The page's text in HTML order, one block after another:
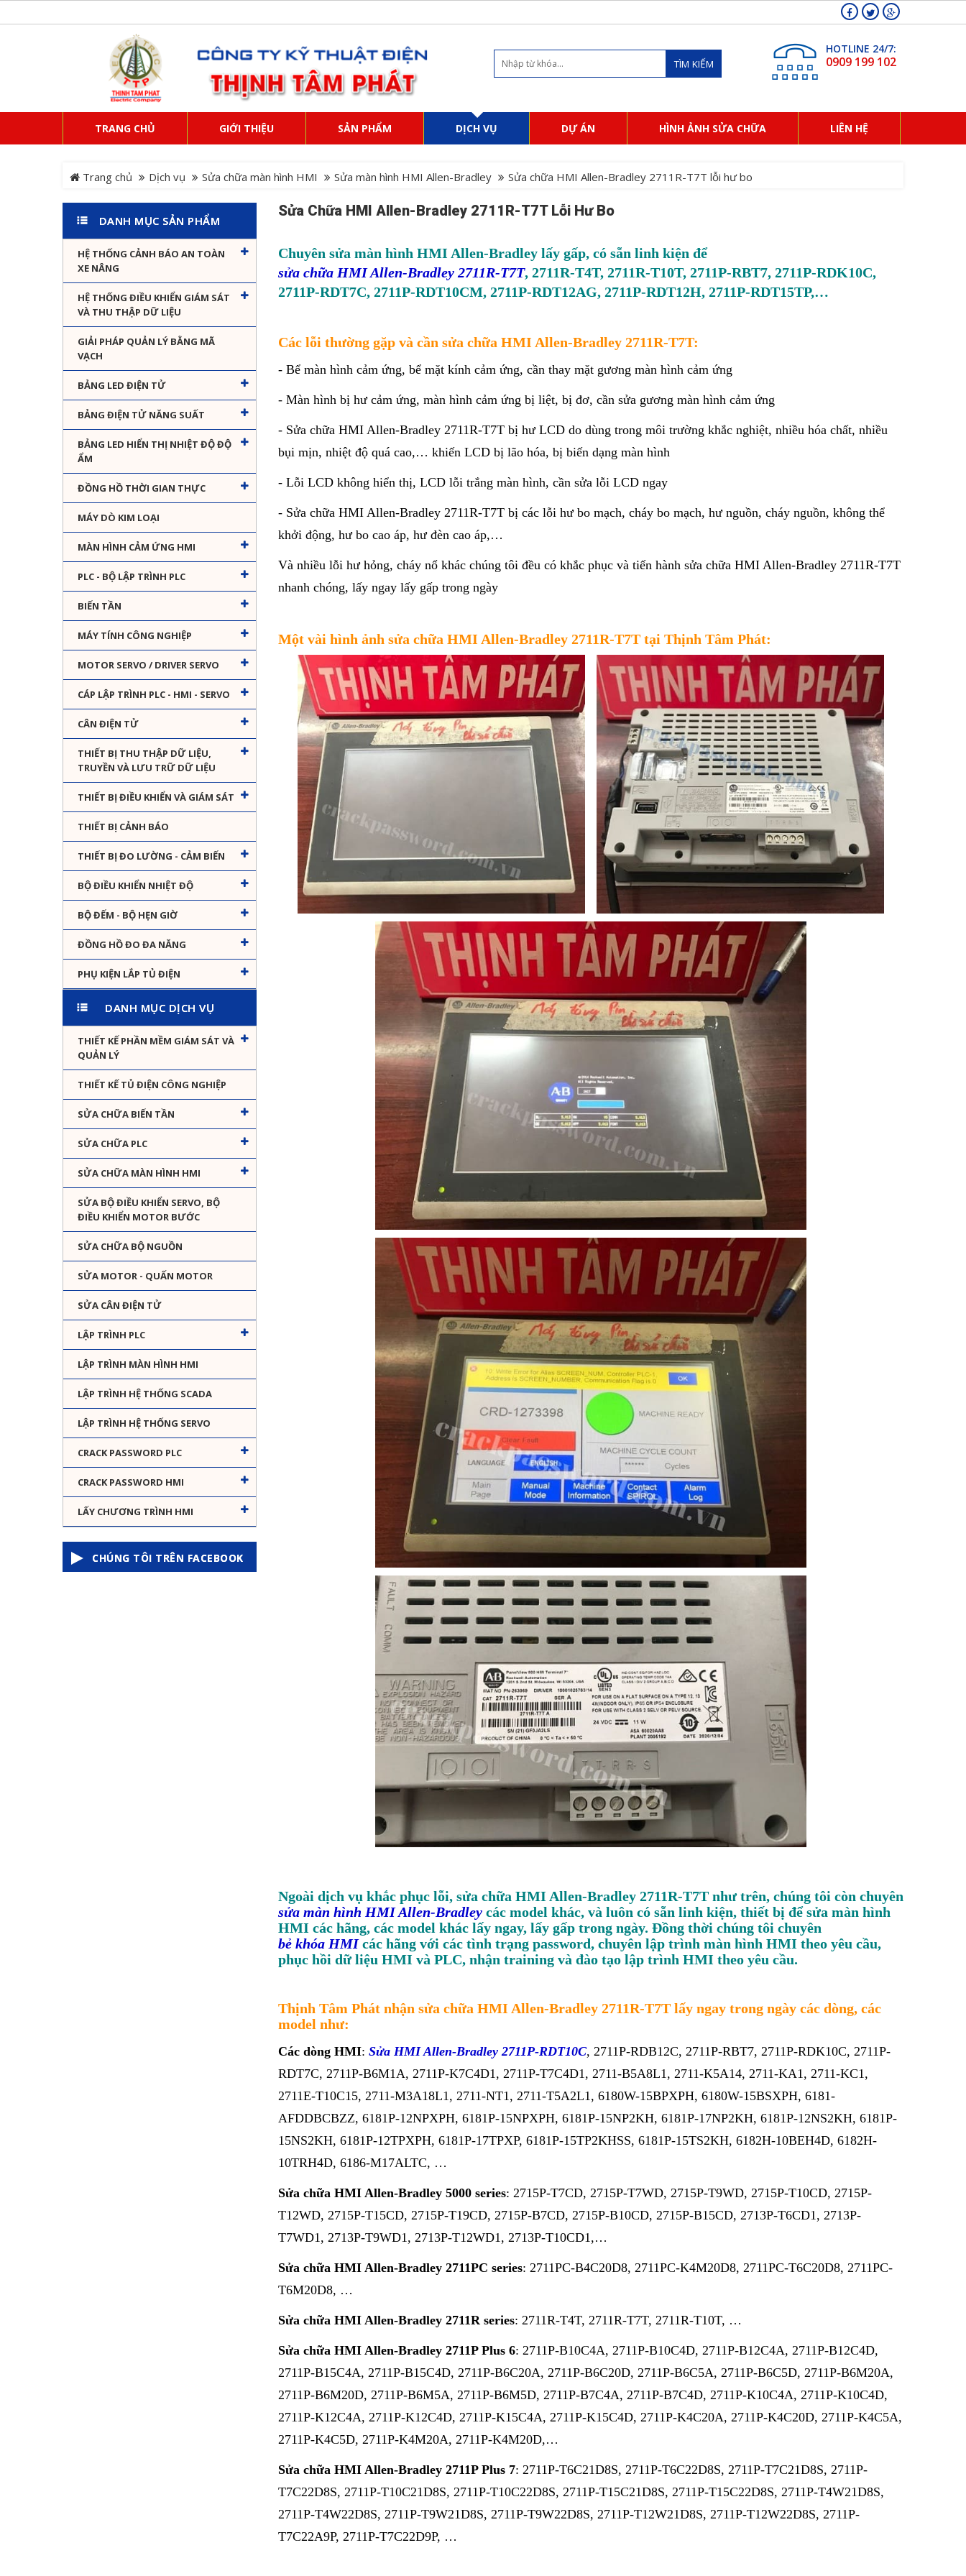
TÌM KIẾM
HOTLINE 24/7:
0909 199 102
TRANG CHỦ GIỚI THIỆU SẢN PHẨM DỊCH VỤ DỰ ÁN HÌNH ẢNH SỬA CHỮA LIÊN HỆ
Trang chủ Dịch vụ Sửa chữa màn hình HMI Sửa màn hình HMI Allen-Bradley Sửa chữa HMI Allen-Bradley 2711R-T7T lỗi hư bo
DANH MỤC SẢN PHẨM
HỆ THỐNG CẢNH BÁO AN TOÀN
XE NÂNG
HỆ THỐNG ĐIỀU KHIỂN GIÁM SÁT
VÀ THU THẬP DỮ LIỆU
GIẢI PHÁP QUẢN LÝ BẰNG MÃ
VẠCH
BẢNG LED ĐIỆN TỬ
BẢNG ĐIỆN TỬ NĂNG SUẤT
BẢNG LED HIỂN THỊ NHIỆT ĐỘ ĐỘ
ẨM
ĐỒNG HỒ THỜI GIAN THỰC
MÁY DÒ KIM LOẠI
MÀN HÌNH CẢM ỨNG HMI
PLC - BỘ LẬP TRÌNH PLC
BIẾN TẦN
MÁY TÍNH CÔNG NGHIỆP
MOTOR SERVO / DRIVER SERVO
CÁP LẬP TRÌNH PLC - HMI - SERVO
CÂN ĐIỆN TỬ
THIẾT BỊ THU THẬP DỮ LIỆU,
TRUYỀN VÀ LƯU TRỮ DỮ LIỆU
THIẾT BỊ ĐIỀU KHIỂN VÀ GIÁM SÁT
THIẾT BỊ CẢNH BÁO
THIẾT BỊ ĐO LƯỜNG - CẢM BIẾN
BỘ ĐIỀU KHIỂN NHIỆT ĐỘ
BỘ ĐẾM - BỘ HẸN GIỜ
ĐỒNG HỒ ĐO ĐA NĂNG
PHỤ KIỆN LẮP TỦ ĐIỆN
DANH MỤC DỊCH VỤ
THIẾT KẾ PHẦN MỀM GIÁM SÁT VÀ
QUẢN LÝ
THIẾT KẾ TỦ ĐIỆN CÔNG NGHIỆP
SỬA CHỮA BIẾN TẦN
SỬA CHỮA PLC
SỬA CHỮA MÀN HÌNH HMI
SỬA BỘ ĐIỀU KHIỂN SERVO, BỘ
ĐIỀU KHIỂN MOTOR BƯỚC
SỬA CHỮA BỘ NGUỒN
SỬA MOTOR - QUẤN MOTOR
SỬA CÂN ĐIỆN TỬ
LẬP TRÌNH PLC
LẬP TRÌNH MÀN HÌNH HMI
LẬP TRÌNH HỆ THỐNG SCADA
LẬP TRÌNH HỆ THỐNG SERVO
CRACK PASSWORD PLC
CRACK PASSWORD HMI
LẤY CHƯƠNG TRÌNH HMI
CHÚNG TÔI TRÊN FACEBOOK
Sửa Chữa HMI Allen-Bradley 2711R-T7T Lỗi Hư Bo
Chuyên sửa màn hình HMI Allen-Bradley lấy gấp, có sẵn linh kiện để
sửa chữa HMI Allen-Bradley 2711R-T7T, 2711R-T4T, 2711R-T10T, 2711P-RBT7, 2711P-RDK10C,
2711P-RDT7C, 2711P-RDT10CM, 2711P-RDT12AG, 2711P-RDT12H, 2711P-RDT15TP,…
Các lỗi thường gặp và cần sửa chữa HMI Allen-Bradley 2711R-T7T:
- Bể màn hình cảm ứng, bể mặt kính cảm ứng, cần thay mặt gương màn hình cảm ứng
- Màn hình bị hư cảm ứng, màn hình cảm ứng bị liệt, bị đơ, cần sửa gương màn hình cảm ứng
- Sửa chữa HMI Allen-Bradley 2711R-T7T bị hư LCD do dùng trong môi trường khắc nghiệt, nhiều hóa chất, nhiều
bụi mịn, nhiệt độ quá cao,… khiến LCD bị lão hóa, bị biến dạng màn hình
- Lỗi LCD không hiển thị, LCD lỗi trắng màn hình, cần sửa lỗi LCD ngay
- Sửa chữa HMI Allen-Bradley 2711R-T7T bị các lỗi hư bo mạch, cháy bo mạch, hư nguồn, cháy nguồn, không thể
khởi động, hư bo cao áp, hư đèn cao áp,…
Và nhiều lỗi hư hỏng, cháy nổ khác chúng tôi đều có khắc phục và tiến hành sửa chữa HMI Allen-Bradley 2711R-T7T
nhanh chóng, lấy ngay lấy gấp trong ngày
Một vài hình ảnh sửa chữa HMI Allen-Bradley 2711R-T7T tại Thịnh Tâm Phát:
Ngoài dịch vụ khắc phục lỗi, sửa chữa HMI Allen-Bradley 2711R-T7T như trên, chúng tôi còn chuyên
sửa màn hình HMI Allen-Bradley các model khác, và luôn có sẵn linh kiện, thiết bị để sửa màn hình
HMI các hãng, các model khác lấy ngay, lấy gấp trong ngày. Đồng thời chúng tôi chuyên
bẻ khóa HMIcác hãng với các tình trạng password, chuyên lập trình màn hình HMI theo yêu cầu,
phục hồi dữ liệu HMI và PLC, nhận training và đào tạo lập trình HMI theo yêu cầu.
Thịnh Tâm Phát nhận sửa chữa HMI Allen-Bradley 2711R-T7T lấy ngay trong ngày các dòng, các
model như:
Các dòng HMI: Sửa HMI Allen-Bradley 2711P-RDT10C, 2711P-RDB12C, 2711P-RBT7, 2711P-RDK10C, 2711P-
RDT7C, 2711P-B6M1A, 2711P-K7C4D1, 2711P-T7C4D1, 2711-B5A8L1, 2711-K5A14, 2711-KA1, 2711-KC1,
2711E-T10C15, 2711-M3A18L1, 2711-NT1, 2711-T5A2L1, 6180W-15BPXPH, 6180W-15BSXPH, 6181-
AFDDBCBZZ, 6181P-12NPXPH, 6181P-15NPXPH, 6181P-15NP2KH, 6181P-17NP2KH, 6181P-12NS2KH, 6181P-
15NS2KH, 6181P-12TPXPH, 6181P-17TPXP, 6181P-15TP2KHSS, 6181P-15TS2KH, 6182H-10BEH4D, 6182H-
10TRH4D, 6186-M17ALTC, …
Sửa chữa HMI Allen-Bradley 5000 series: 2715P-T7CD, 2715P-T7WD, 2715P-T9WD, 2715P-T10CD, 2715P-
T12WD, 2715P-T15CD, 2715P-T19CD, 2715P-B7CD, 2715P-B10CD, 2715P-B15CD, 2713P-T6CD1, 2713P-
T7WD1, 2713P-T9WD1, 2713P-T12WD1, 2713P-T10CD1,…
Sửa chữa HMI Allen-Bradley 2711PC series: 2711PC-B4C20D8, 2711PC-K4M20D8, 2711PC-T6C20D8, 2711PC-
T6M20D8, …
Sửa chữa HMI Allen-Bradley 2711R series: 2711R-T4T, 2711R-T7T, 2711R-T10T, …
Sửa chữa HMI Allen-Bradley 2711P Plus 6: 2711P-B10C4A, 2711P-B10C4D, 2711P-B12C4A, 2711P-B12C4D,
2711P-B15C4A, 2711P-B15C4D, 2711P-B6C20A, 2711P-B6C20D, 2711P-B6C5A, 2711P-B6C5D, 2711P-B6M20A,
2711P-B6M20D, 2711P-B6M5A, 2711P-B6M5D, 2711P-B7C4A, 2711P-B7C4D, 2711P-K10C4A, 2711P-K10C4D,
2711P-K12C4A, 2711P-K12C4D, 2711P-K15C4A, 2711P-K15C4D, 2711P-K4C20A, 2711P-K4C20D, 2711P-K4C5A,
2711P-K4C5D, 2711P-K4M20A, 2711P-K4M20D,…
Sửa chữa HMI Allen-Bradley 2711P Plus 7: 2711P-T6C21D8S, 2711P-T6C22D8S, 2711P-T7C21D8S, 2711P-
T7C22D8S, 2711P-T10C21D8S, 2711P-T10C22D8S, 2711P-T15C21D8S, 2711P-T15C22D8S, 2711P-T4W21D8S,
2711P-T4W22D8S, 2711P-T9W21D8S, 2711P-T9W22D8S, 2711P-T12W21D8S, 2711P-T12W22D8S, 2711P-
T7C22A9P, 2711P-T7C22D9P, …